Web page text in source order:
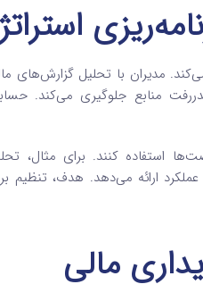
مدیران با تحلیل گزارش‌های
منابع جلوگیری می‌کند.
استفاده کنند. برای مثال،
ارائه می‌دهد. هدف، تنظیم
مالی